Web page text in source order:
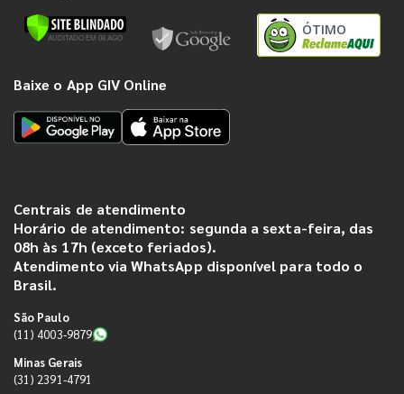
ÓTIMO
Baixe o App GIV Online
Centrais de atendimento
Horário de atendimento: segunda a sexta-feira, das
08h às 17h (exceto feriados).
Atendimento via WhatsApp disponível para todo o
Brasil.
São Paulo
(11) 4003-9879
Minas Gerais
(31) 2391-4791